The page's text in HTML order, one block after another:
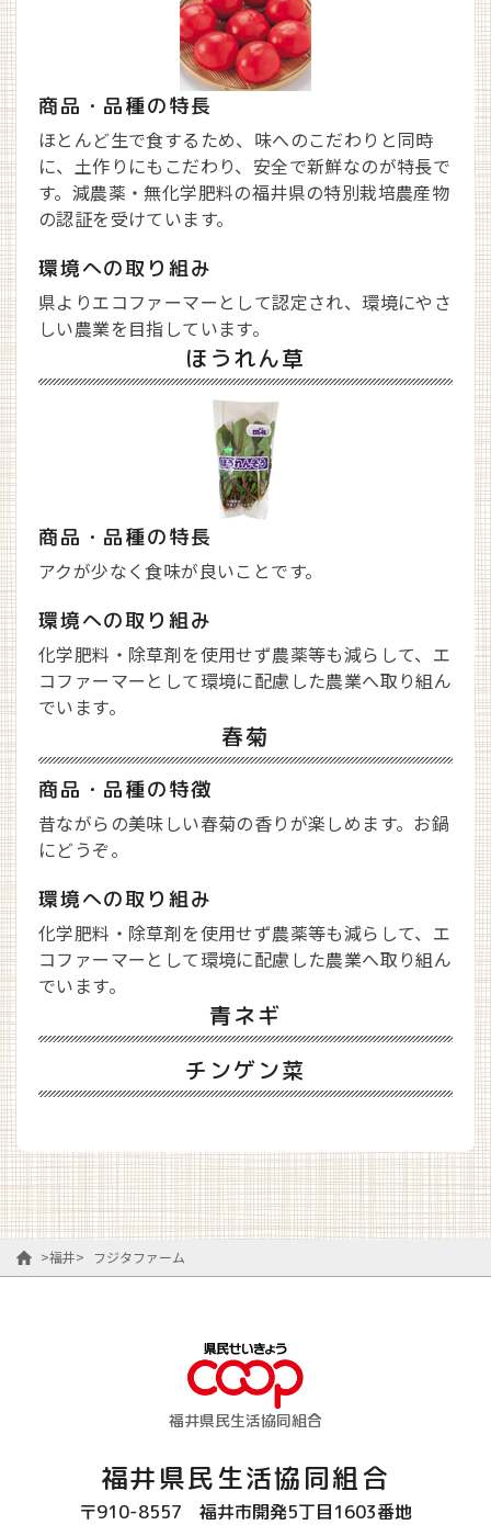
商品・品種の特長
ほとんど生で食するため、味へのこだわりと同時
に、土作りにもこだわり、安全で新鮮なのが特長で
す。減農薬・無化学肥料の福井県の特別栽培農産物
の認証を受けています。
環境への取り組み
県よりエコファーマーとして認定され、環境にやさ
しい農業を目指しています。
ほうれん草
商品・品種の特長
アクが少なく食味が良いことです。
環境への取り組み
化学肥料・除草剤を使用せず農薬等も減らして、エ
コファーマーとして環境に配慮した農業へ取り組ん
でいます。
春菊
商品・品種の特徴
昔ながらの美味しい春菊の香りが楽しめます。お鍋
にどうぞ。
環境への取り組み
化学肥料・除草剤を使用せず農薬等も減らして、エ
コファーマーとして環境に配慮した農業へ取り組ん
でいます。
青ネギ
チンゲン菜
>福井> フジタファーム
福井県民生活協同組合
福井県民生活協同組合
〒910-8557 福井市開発5丁目1603番地